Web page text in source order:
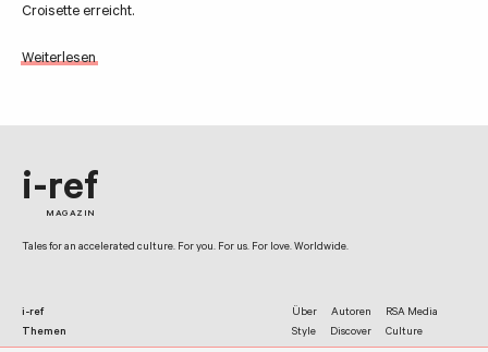
Croisette erreicht.
Weiterlesen
i-ref
MAGAZIN
Tales for an accelerated culture. For you. For us. For love. Worldwide.
i-ref Über Autoren
RSA Media
Themen
Style Discover
Culture